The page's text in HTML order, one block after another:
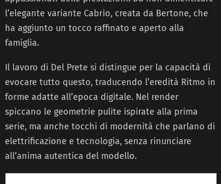
l’elegante variante Cabrio, creata da Bertone, che
ha aggiunto un tocco raffinato e aperto alla
famiglia.
Il lavoro di Del Prete si distingue per la capacità di
evocare tutto questo, traducendo l’eredità Ritmo in
forme adatte all’epoca digitale. Nel render
spiccano le geometrie pulite ispirate alla prima
serie, ma anche tocchi di modernità che parlano di
elettrificazione e tecnologia, senza rinunciare
all’anima autentica del modello.